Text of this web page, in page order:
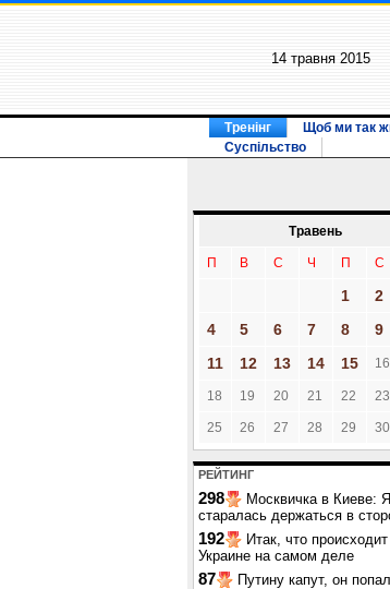
14 травня 2015
Тренінг Щоб ми так
Суспільство
Травень
П В С Ч П С
1 2
4
5 6 7 8 9
11
12 13 14 15 16
18 19 20 21 22 23
25 26 27 28 29 30
РЕЙТИНГ
298
Москвичка в Киеве: Я
старалась держаться в
192
Итак, что
Украине на самом деле
87
Путину капут, он